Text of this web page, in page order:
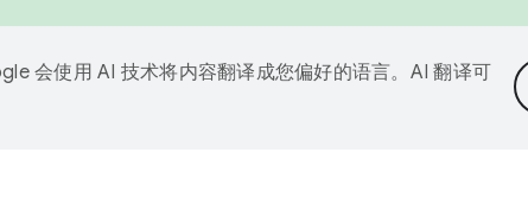
会使用 AI 技术将内容翻译成您偏好的语言。AI 翻译可